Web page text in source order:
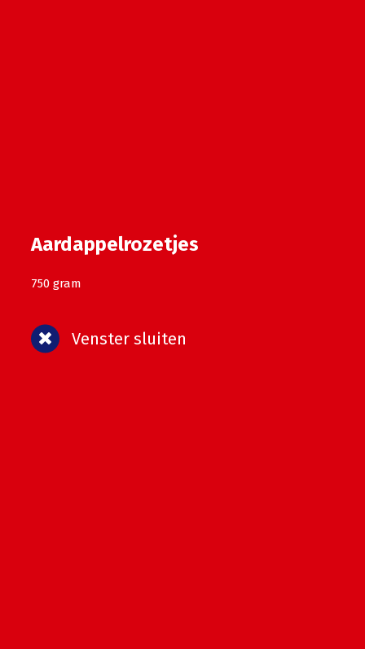
Aardappelrozetjes
750 gram
Venster sluiten